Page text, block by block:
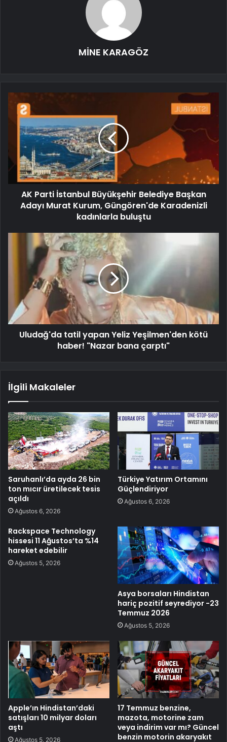
MİNE KARAGÖZ
AK Parti İstanbul Büyükşehir Belediye Başkan
Adayı Murat Kurum, Güngören'de Karadenizli
kadınlarla buluştu
Uludağ'da tatil yapan Yeliz Yeşilmen'den kötü
haber! "Nazar bana çarptı"
İlgili Makaleler
Saruhanlı’da ayda 26 bin
ton mıcır üretilecek tesis
açıldı
Ağustos 6, 2026
Türkiye Yatırım Ortamını
Güçlendiriyor
Ağustos 6, 2026
Rackspace Technology
hissesi 11 Ağustos’ta %14
hareket edebilir
Ağustos 5, 2026
Asya borsaları Hindistan
hariç pozitif seyrediyor -23
Temmuz 2026
Ağustos 5, 2026
Apple’ın Hindistan’daki
satışları 10 milyar doları
aştı
Ağustos 5, 2026
17 Temmuz benzine,
mazota, motorine zam
veya indirim var mı? Güncel
benzin motorin akaryakıt